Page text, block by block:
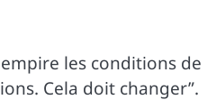
les conditions de
Cela doit changer”.